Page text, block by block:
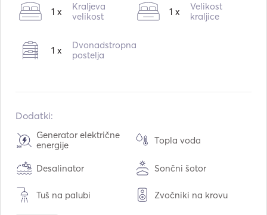
1 x
Kraljeva
velikost
1 x
Velikost
kraljice
1 x
Dvonadstropna
postelja
Dodatki:
Generator električne
energije
Topla voda
Desalinator Sončni šotor
Tuš na palubi Zvočniki na krovu